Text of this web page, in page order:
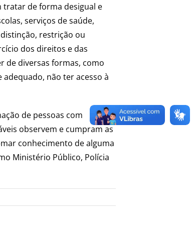
tratar de forma desigual e
serviços de saúde,
restrição ou
dos direitos e das
de diversas formas, como
não ter acesso à
de pessoas com
observem e cumpram as
conhecimento de alguma
Ministério Público, Polícia